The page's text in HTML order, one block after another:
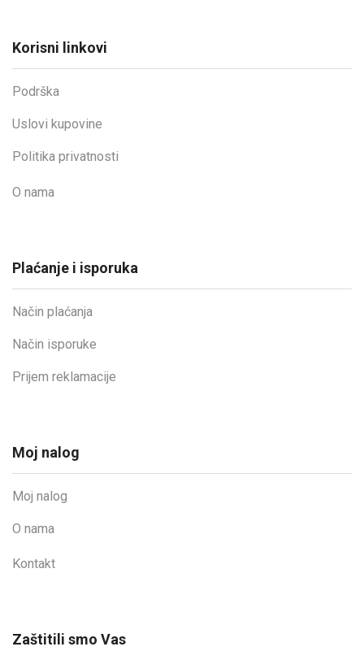
Korisni linkovi
Podrška
Uslovi kupovine
Politika privatnosti
O nama
Plaćanje i isporuka
Način plaćanja
Način isporuke
Prijem reklamacije
Moj nalog
Moj nalog
O nama
Kontakt
Zaštitili smo Vas